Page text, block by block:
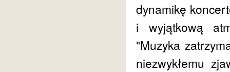
dynamikę
i wyjątkową
"Muzyka
niezwykłemu